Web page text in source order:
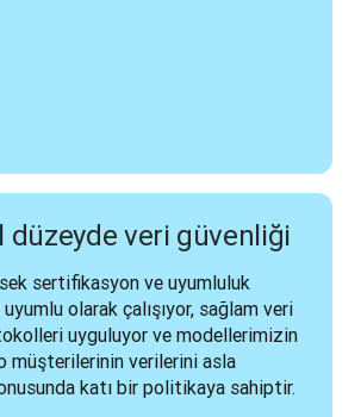
düzeyde veri güvenliği
sertifikasyon ve uyumluluk
olarak çalışıyor, sağlam veri
uyguluyor ve modellerimizin
müşterilerinin verilerini asla
katı bir politikaya sahiptir.